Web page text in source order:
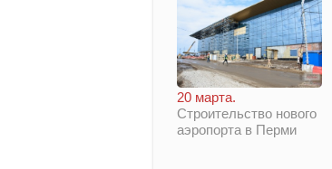
20 марта.
Строительство нового
аэропорта в Перми